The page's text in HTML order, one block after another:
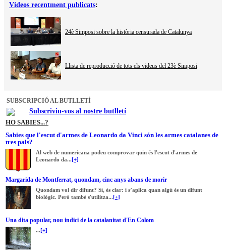
Vídeos recentment publicats:
24è Simposi sobre la història censurada de Catalunya
Llista de reproducció de tots els videus del 23è Simposi
SUBSCRIPCIÓ AL BUTLLETÍ
Subscriviu-vos al nostre butlletí
HO SABIES...?
Sabies que l'escut d'armes de Leonardo da Vinci són les armes catalanes de
tres pals?
Al web de numericana podeu comprovar quin és l'escut d'armes de
Leonardo da... [+]
Margarida de Montferrat, quondam, cinc anys abans de morir
Quondam vol dir difunt? Sí, és clar: i s’aplica quan algú és un difunt
biològic. Però també s'utilitza... [+]
Una dita popular, nou indici de la catalanitat d'En Colom
... [+]